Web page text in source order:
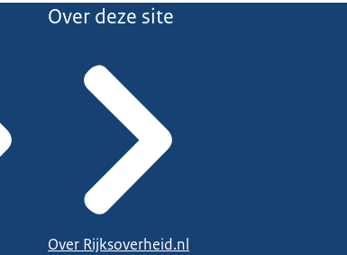
Over deze site
Over Rijksoverheid.nl